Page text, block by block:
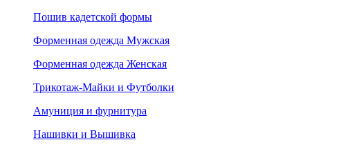
Пошив кадетской формы
Форменная одежда Мужская
Форменная одежда Женская
Трикотаж-Майки и Футболки
Амуниция и фурнитура
Нашивки и Вышивка